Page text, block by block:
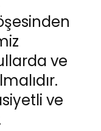
ve
ve